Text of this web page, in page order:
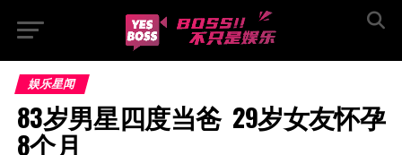
娱乐星闻
83岁男星四度当爸  29岁女友怀孕
8个月